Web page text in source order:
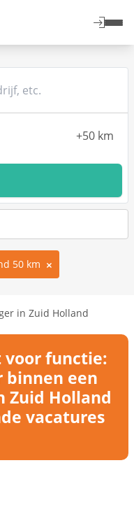
50 km
in Zuid Holland
voor functie:
een
Zuid Holland
vacatures